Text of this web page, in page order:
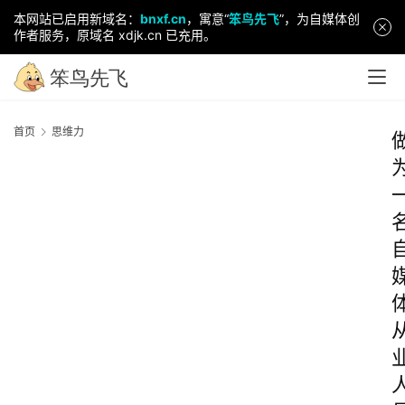
本网站已启用新域名： bnxf.cn，寓意“笨鸟先飞”，为自媒体创
作者服务，原域名 xdjk.cn 已充用。
首页 思维力